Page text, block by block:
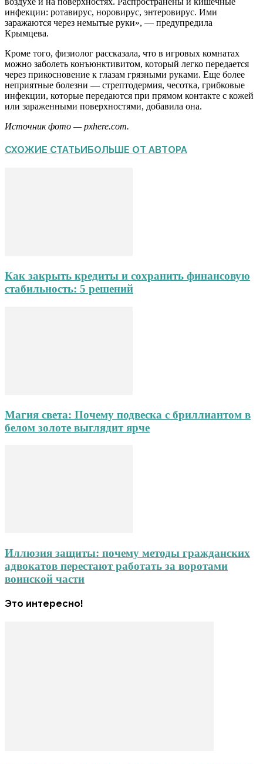
инфекции: ротавирус, норовирус, энтеровирус. Ими
заражаются через немытые руки», — предупредила
Крымцева.
Кроме того, физиолог рассказала, что в игровых комнатах
можно заболеть конъюнктивитом, который легко передается
через прикосновение к глазам грязными руками. Еще более
неприятные болезни — стрептодермия, чесотка, грибковые
инфекции, которые передаются при прямом контакте с кожей
или зараженными поверхностями, добавила она.
Источник фото — pxhere.com.
СХОЖИЕ СТАТЬИБОЛЬШЕ ОТ АВТОРА
Как закрыть кредиты и сохранить финансовую
стабильность: 5 решений
Магия света: Почему подвеска с бриллиантом в
белом золоте выглядит ярче
Иллюзия защиты: почему методы гражданских
адвокатов перестают работать за воротами
воинской части
Это интересно!